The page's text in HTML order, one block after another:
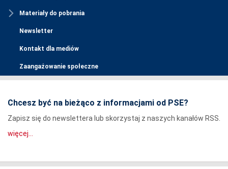
Materiały do pobrania
Newsletter
Kontakt dla mediów
Zaangażowanie społeczne
Chcesz być na bieżąco z informacjami od PSE?
Zapisz się do newslettera lub skorzystaj z naszych kanałów RSS.
więcej...